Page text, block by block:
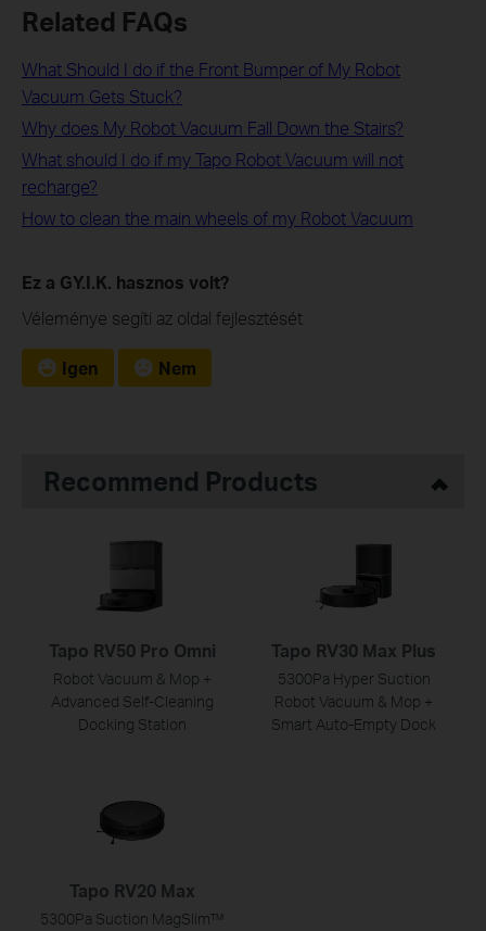
Related FAQs
What Should I do if the Front Bumper of My Robot
Vacuum Gets Stuck?
Why does My Robot Vacuum Fall Down the Stairs?
What should I do if my Tapo Robot Vacuum will not
recharge?
How to clean the main wheels of my Robot Vacuum
Ez a GY.I.K. hasznos volt?
Véleménye segíti az oldal fejlesztését
Igen Nem
Recommend Products
Tapo RV50 Pro Omni
Robot Vacuum & Mop +
Advanced Self-Cleaning
Docking Station
Tapo RV30 Max Plus
5300Pa Hyper Suction
Robot Vacuum & Mop +
Smart Auto-Empty Dock
Tapo RV20 Max
5300Pa Suction MagSlim™